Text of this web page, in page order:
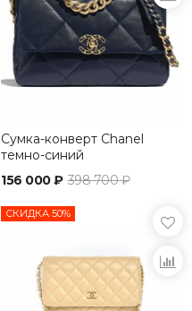
Сумка-конверт Chanel
темно-синий
156 000 ₽ 398 700 ₽
СКИДКА 50%